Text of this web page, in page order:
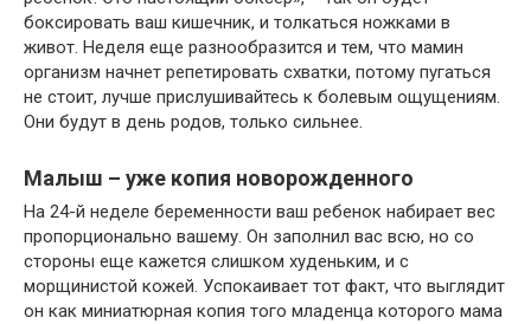
боксировать ваш кишечник, и толкаться ножками в
живот. Неделя еще разнообразится и тем, что мамин
организм начнет репетировать схватки, потому пугаться
не стоит, лучше прислушивайтесь к болевым ощущениям.
Они будут в день родов, только сильнее.
Малыш – уже копия новорожденного
На 24-й неделе беременности ваш ребенок набирает вес
пропорционально вашему. Он заполнил вас всю, но со
стороны еще кажется слишком худеньким, и с
морщинистой кожей. Успокаивает тот факт, что выглядит
он как миниатюрная копия того младенца которого мама